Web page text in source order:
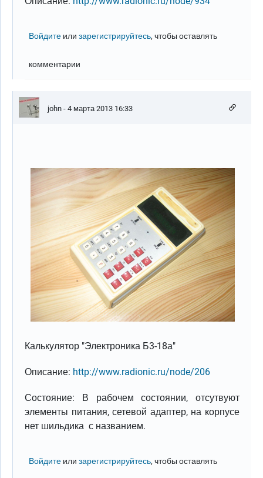
Войдите илизарегистрируйтесь, чтобы оставлять
комментарии
john - 4 марта 2013 16:33
Калькулятор "Электроника Б3-18а"
Описание: http://www.radionic.ru/node/206
Состояние: В рабочем состоянии, отсутвуют
элементы питания, сетевой адаптер, на корпусе
нет шильдика с названием.
Войдите илизарегистрируйтесь, чтобы оставлять